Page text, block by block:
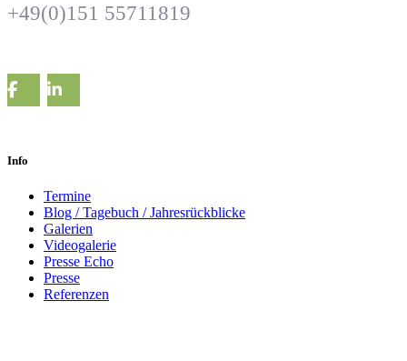
+49(0)151 55711819
Info
Termine
Blog / Tagebuch / Jahresrückblicke
Galerien
Videogalerie
Presse Echo
Presse
Referenzen